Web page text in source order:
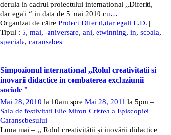
derula in cadrul proiectului international ,,Diferiti,
dar egali “ in data de 5 mai 2010 cu…
Organizat de către Proiect Diferiti,dar egali L.D. |
Tipul : 5, mai, -aniversare, ani, etwinning, in, scoala,
speciala, caransebes
Simpozionul international ,,Rolul creativitatii si
inovarii didactice in combaterea excluziunii
sociale "
Mai 28, 2010 la 10am spre Mai 28, 2011 la 5pm –
Sala de festivitati Elie Miron Cristea a Episcopiei
Caransebesului
Luna mai – ,, Rolul creativității și inovării didactice